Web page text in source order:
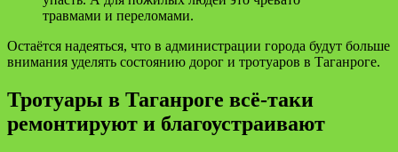
травмами и переломами.
Остаётся надеяться, что в администрации города будут больше
внимания уделять состоянию дорог и тротуаров в Таганроге.
Тротуары в Таганроге всё-таки
ремонтируют и благоустраивают